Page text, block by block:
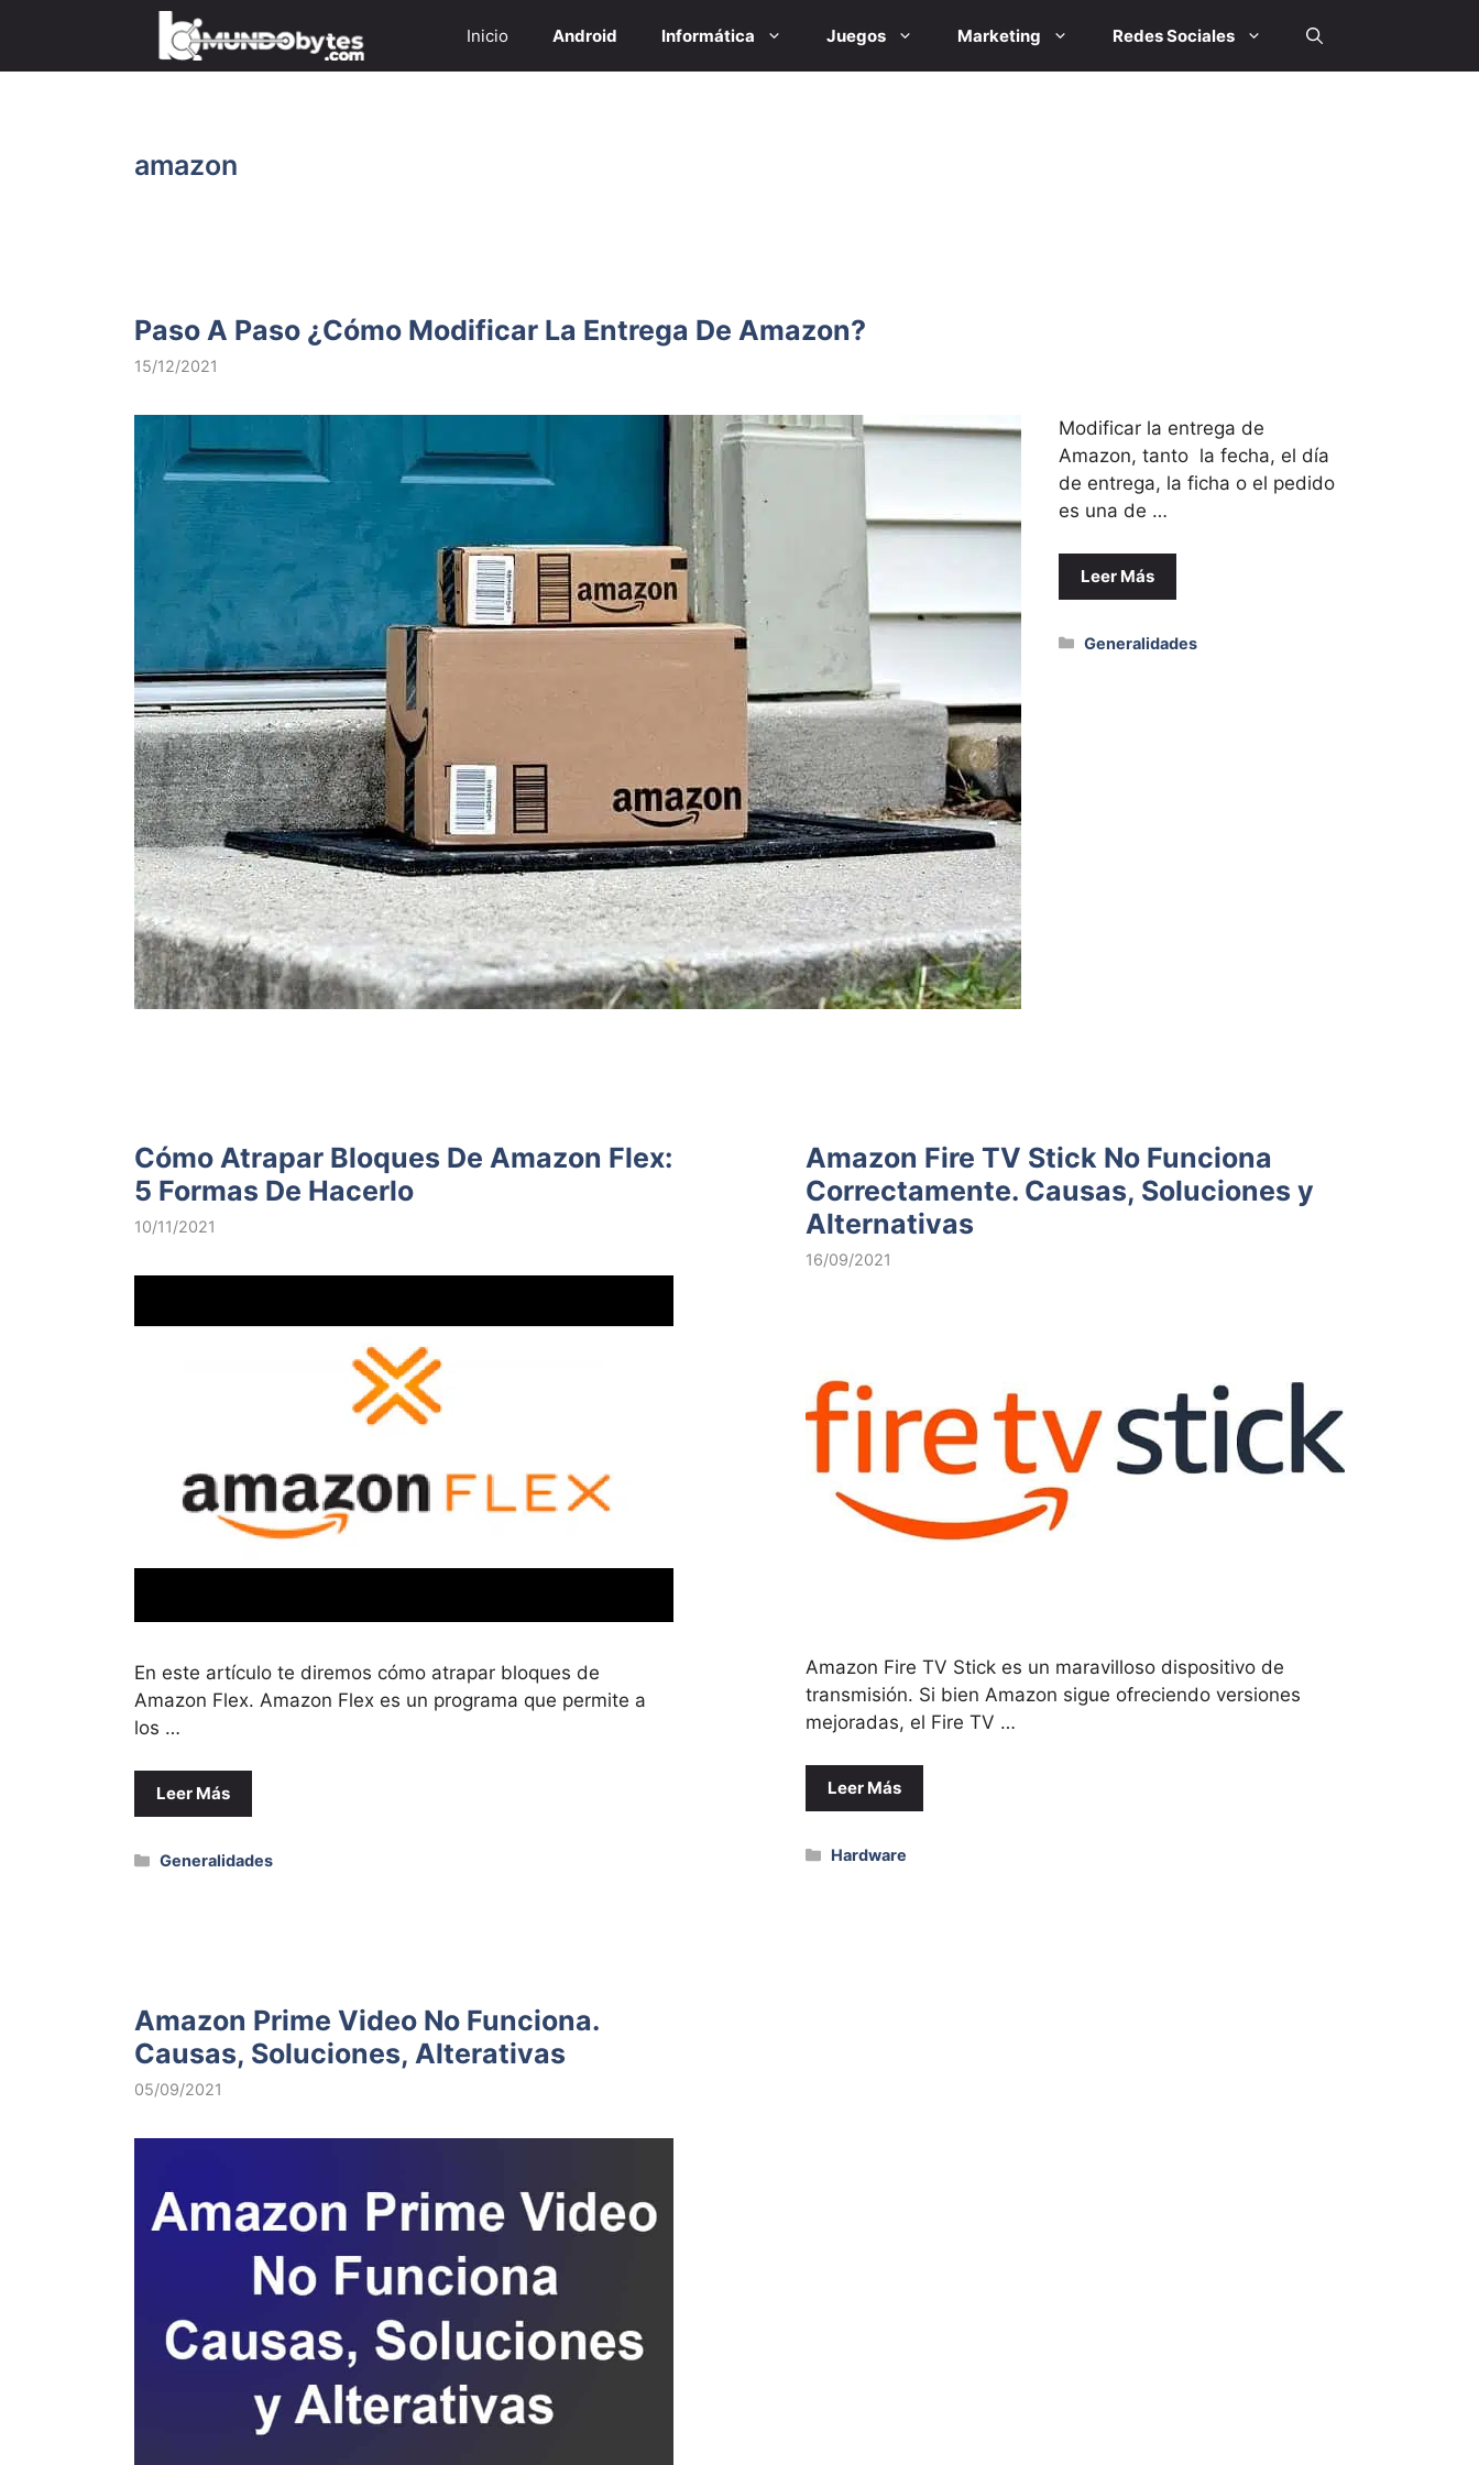
contenido
Inicio Android Informática Juegos Marketing Redes Sociales
amazon
Paso A Paso ¿Cómo Modificar La Entrega De Amazon?
15/12/2021
Modificar la entrega de
Amazon, tanto la fecha, el día
de entrega, la ficha o el pedido
es una de …
Leer Más
Categorías
Generalidades
Cómo Atrapar Bloques De Amazon Flex:
5 Formas De Hacerlo
10/11/2021
En este artículo te diremos cómo atrapar bloques de
Amazon Flex. Amazon Flex es un programa que permite a
los …
Leer Más
Categorías
Generalidades
Amazon Fire TV Stick No Funciona
Correctamente. Causas, Soluciones y
Alternativas
16/09/2021
Amazon Fire TV Stick es un maravilloso dispositivo de
transmisión. Si bien Amazon sigue ofreciendo versiones
mejoradas, el Fire TV …
Leer Más
Categorías
Hardware
Amazon Prime Video No Funciona.
Causas, Soluciones, Alterativas
05/09/2021